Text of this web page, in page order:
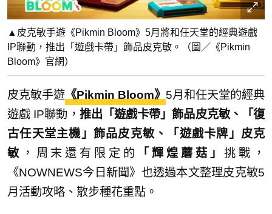
▲皮克敏手遊《Pikmin Bloom》5月將和任天堂的經典遊戲
IP聯動，推出「遊戲卡帶」飾品皮克敏。（圖／《Pikmin
Bloom》官網）
皮克敏手遊 《Pikmin Bloom》 5月和任天堂的經典
遊戲 IP聯動， 推出「遊戲卡帶」飾品皮克敏、「復
古任天堂主機」飾品皮克敏、「遊戲卡牌」皮克
敏 ，周末還有限定的 「輝煌蘑菇」挑戰，
《NOWNEWS今日新聞》也透過本文整理皮克敏5
月活動攻略、散步種花重點。